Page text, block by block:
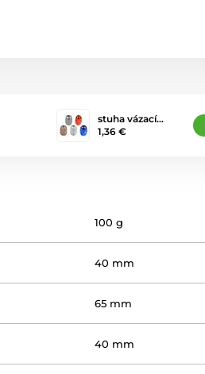
stuha vázací…
1,36 €
100 g
40 mm
65 mm
40 mm